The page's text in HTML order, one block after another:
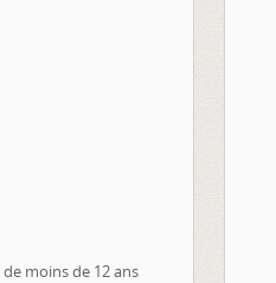
moins de 12 ans